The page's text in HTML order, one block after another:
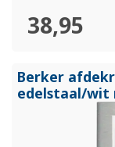
38,95
Berker
edelstaal/wit